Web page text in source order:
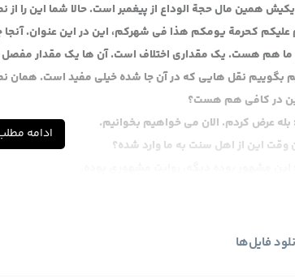
همین مال حجة الوداع از پیغمبر است. حالا شما این را از
علیکم کحرمة یومکم هذا فی شهرکم، این در این عنوان.
هم هست. یک مقداری اختلاف است. آن ها یک مقدار مفصل تر
بگوییم نقل هایی که در آن جا شده خیلی مفید است. همان
در کافی هم هست؟
بله عرض کردم. الان می خواهیم بخوانیم.
وقت این از اهل سنت به ما وارد شده؟
که ایشان دارد اولا کتاب الغصب را بیاورید، باب اولش، هر
ادامه
فایل‌ها